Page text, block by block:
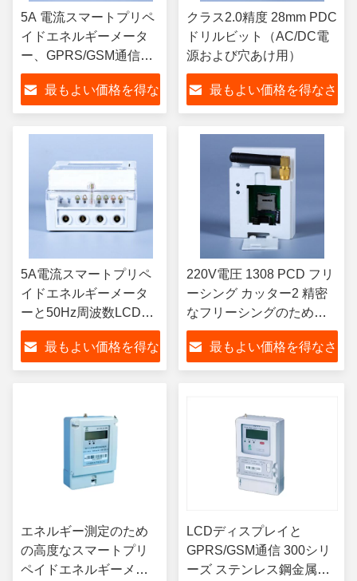
5A 電流スマートプリペ
イドエネルギーメータ
ー、GPRS/GSM通信、
AC/DC電源、および最
適なエネルギー管理
最もよい価格を得な
クラス2.0精度 28mm PDC
ドリルビット（AC/DC電
源および穴あけ用）
最もよい価格を得なさ
5A電流スマートプリペ
イドエネルギーメータ
ーと50Hz周波数LCDデ
ィスプレイによるエネ
ルギー管理
最もよい価格を得な
220V電圧 1308 PCD フリ
ーシング カッター2 精密
なフリーシングのための
LCDディスプレイ
最もよい価格を得なさ
エネルギー測定のため
の高度なスマートプリ
ペイドエネルギーメー
LCDディスプレイと
GPRS/GSM通信 300シリ
ーズ ステンレス鋼金属製